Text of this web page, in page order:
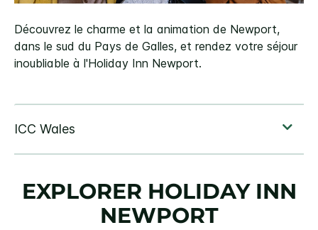
Découvrez le charme et la animation de Newport,
dans le sud du Pays de Galles, et rendez votre séjour
inoubliable à l'Holiday Inn Newport.
EXPLORER HOLIDAY INN
NEWPORT